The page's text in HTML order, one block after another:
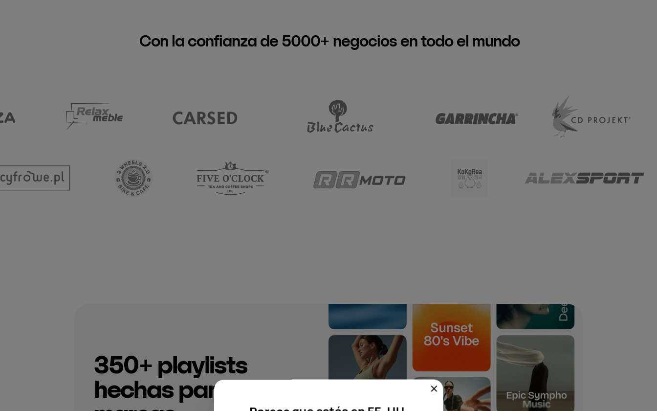
Con la confianza de 5000+ negocios en todo el mundo
350+ playlists
hechas para